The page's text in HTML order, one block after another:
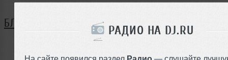
РАДИО НА DJ.RU
На сайте появился раздел Радио — слушайте
БЛОГ